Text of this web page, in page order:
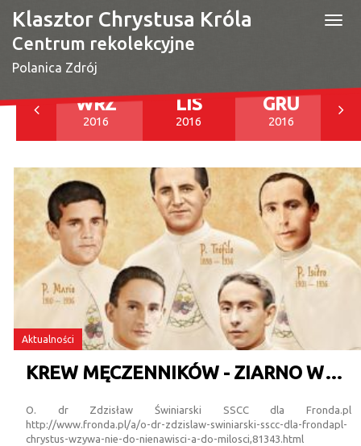
Klasztor Chrystusa Króla
Centrum rekolekcyjne
Polanica Zdrój
WRZ
2016
LIS
2016
GRU
2016
Aktualności
KREW MĘCZENNIKÓW - ZIARNO WZROSTU KOŚCIOŁA
O. dr Zdzisław Świniarski SSCC dla Fronda.pl
http://www.fronda.pl/a/o-dr-zdzislaw-swiniarski-sscc-dla-frondapl-
chrystus-wzywa-nie-do-nienawisci-a-do-milosci,81343.html